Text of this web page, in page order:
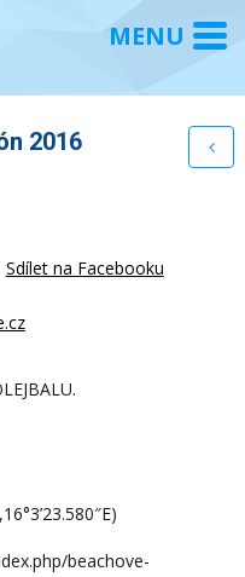
2016
Sdílet na Facebooku
beachove-